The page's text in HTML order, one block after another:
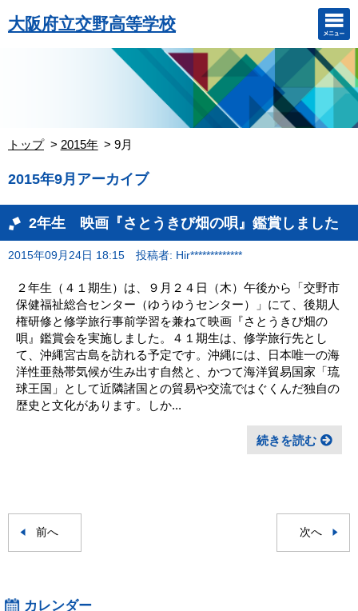
大阪府立交野高等学校
トップ 2015年 9月
2015年9月アーカイブ
2年生 映画『さとうきび畑の唄』鑑賞しました
2015年09月24日 18:15 投稿者: Hir*************
２年生（４１期生）は、９月２４日（木）午後から「交野市
保健福祉総合センター（ゆうゆうセンター）」にて、後期人
権研修と修学旅行事前学習を兼ねて映画『さとうきび畑の
唄』鑑賞会を実施しました。４１期生は、修学旅行先とし
て、沖縄宮古島を訪れる予定です。沖縄には、日本唯一の海
洋性亜熱帯気候が生み出す自然と、かつて海洋貿易国家「琉
球王国」として近隣諸国との貿易や交流ではぐくんだ独自の
歴史と文化があります。しか...
続きを読む
前へ 次へ
カレンダー